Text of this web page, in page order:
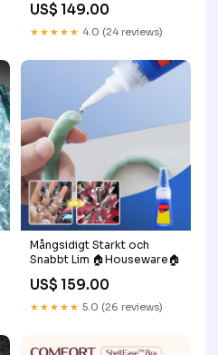
under en begränsad tid.🔥
US$ 149.00
★★★★★ 4.0 (24 reviews)
Mångsidigt Starkt och
Snabbt Lim 🏠️Houseware🏠️
US$ 159.00
★★★★★ 5.0 (26 reviews)